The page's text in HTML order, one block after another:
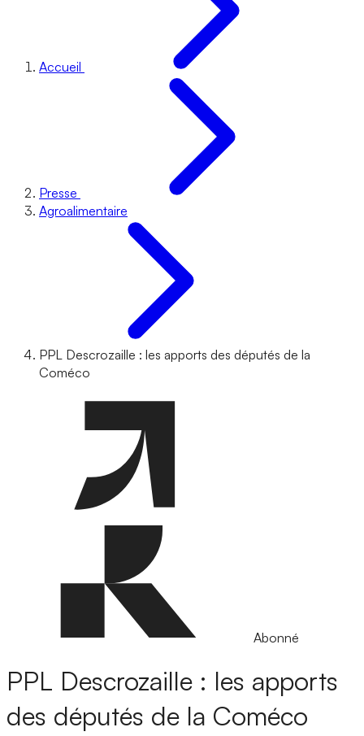
Accueil
Presse
Agroalimentaire
PPL Descrozaille : les apports des députés de la
Coméco
Abonné
PPL Descrozaille : les apports
des députés de la Coméco